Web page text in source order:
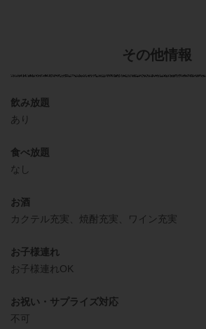
その他情報
飲み放題
あり
食べ放題
なし
お酒
カクテル充実、焼酎充実、ワイン充実
お子様連れ
お子様連れOK
お祝い・サプライズ対応
不可